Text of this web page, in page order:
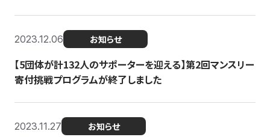
2023.12.06 お知らせ
【5団体が計132人のサポーターを迎える】第2回マンスリー
寄付挑戦プログラムが終了しました
2023.11.27 お知らせ